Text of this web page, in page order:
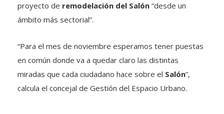
proyecto de remodelación del Salón “desde un
ámbito más sectorial”.
“Para el mes de noviembre esperamos tener puestas
en común donde va a quedar claro las distintas
miradas que cada ciudadano hace sobre el Salón”,
calcula el concejal de Gestión del Espacio Urbano.